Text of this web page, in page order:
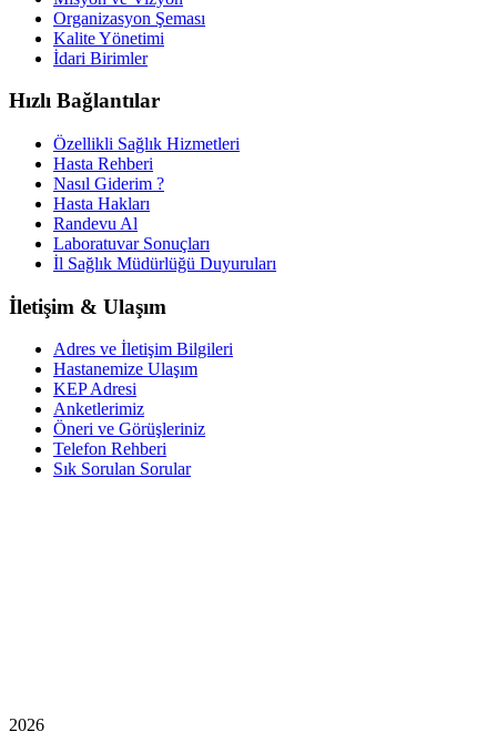
Organizasyon Şeması
Kalite Yönetimi
İdari Birimler
Hızlı Bağlantılar
Özellikli Sağlık Hizmetleri
Hasta Rehberi
Nasıl Giderim ?
Hasta Hakları
Randevu Al
Laboratuvar Sonuçları
İl Sağlık Müdürlüğü Duyuruları
İletişim & Ulaşım
Adres ve İletişim Bilgileri
Hastanemize Ulaşım
KEP Adresi
Anketlerimiz
Öneri ve Görüşleriniz
Telefon Rehberi
Sık Sorulan Sorular
2026